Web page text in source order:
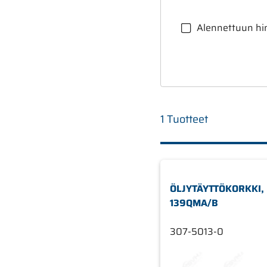
Alennettuun
1 Tuotteet
ÖLJYTÄYTTÖKORKKI,
139QMA/B
307-5013-0